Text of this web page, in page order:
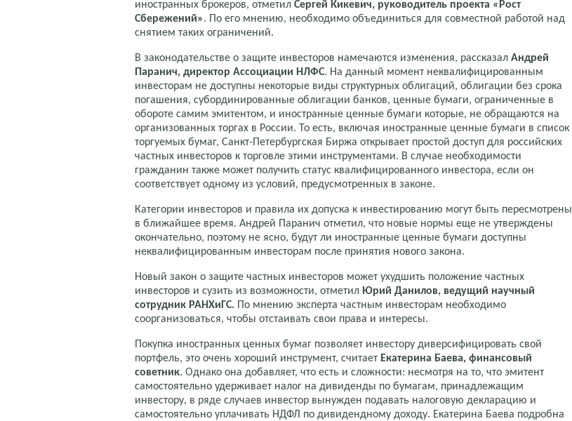
иностранных брокеров, отметил Сергей Кикевич, руководитель проекта «Рост
Сбережений». По его мнению, необходимо объединиться для совместной работой над
снятием таких ограничений.
В законодательстве о защите инвесторов намечаются изменения, рассказал Андрей
Паранич, директор Ассоциации НЛФС. На данный момент неквалифицированным
инвесторам не доступны некоторые виды структурных облигаций, облигации без срока
погашения, субординированные облигации банков, ценные бумаги, ограниченные в
обороте самим эмитентом, и иностранные ценные бумаги которые, не обращаются на
организованных торгах в России. То есть, включая иностранные ценные бумаги в список
торгуемых бумаг, Санкт-Петербургская Биржа открывает простой доступ для российских
частных инвесторов к торговле этими инструментами. В случае необходимости
гражданин также может получить статус квалифицированного инвестора, если он
соответствует одному из условий, предусмотренных в законе.
Категории инвесторов и правила их допуска к инвестированию могут быть пересмотрены
в ближайшее время. Андрей Паранич отметил, что новые нормы еще не утверждены
окончательно, поэтому не ясно, будут ли иностранные ценные бумаги доступны
неквалифицированным инвесторам после принятия нового закона.
Новый закон о защите частных инвесторов может ухудшить положение частных
инвесторов и сузить из возможности, отметил Юрий Данилов, ведущий научный
сотрудник РАНХиГС.
По мнению эксперта частным инвесторам необходимо
соорганизоваться, чтобы отстаивать свои права и интересы.
Покупка иностранных ценных бумаг позволяет инвестору диверсифицировать свой
портфель, это очень хороший инструмент, считает Екатерина Баева, финансовый
советник. Однако она добавляет, что есть и сложности: несмотря на то, что эмитент
самостоятельно удерживает налог на дивиденды по бумагам, принадлежащим
инвестору, в ряде случаев инвестор вынужден подавать налоговую декларацию и
самостоятельно уплачивать НДФЛ по дивидендному доходу. Екатерина Баева подробна